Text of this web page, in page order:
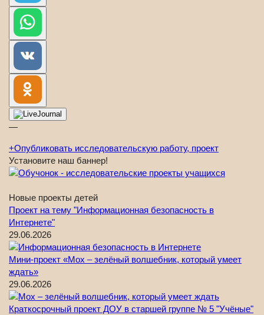
—
+Опубликовать исследовательскую работу, проект
Установите наш баннер!
Новые проекты детей
Проект на тему "Информационная безопасность в
Интернете"
29.06.2026
Мини-проект «Мох – зелёный волшебник, который умеет
ждать»
29.06.2026
Краткосрочный проект ДОУ в старшей группе № 5 "Учёные"